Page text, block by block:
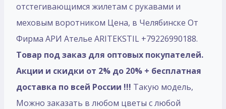
отстегивающимся жилетам с рукавами и
меховым воротником Цена, в Челябинске От
Фирма АРИ Ателье ARITEKSTIL +79226990188.
Товар под заказ для оптовых покупателей.
Акции и скидки от 2% до 20% + бесплатная
доставка по всей России !!! Такую модель,
Mожно заказать в любом цветы с любой